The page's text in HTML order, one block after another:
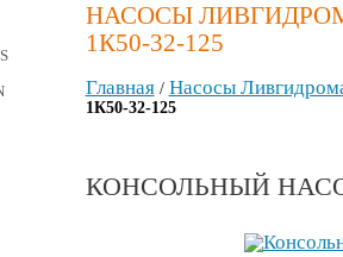
НАСОСЫ
1К50-32-125
Главная/ Насосы
1К50-32-125
КОНСОЛЬНЫЙ